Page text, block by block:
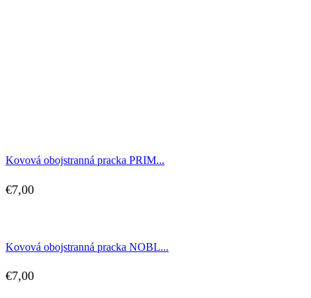
Kovová obojstranná pracka PRIM...
€7,00
Kovová obojstranná pracka NOBL...
€7,00